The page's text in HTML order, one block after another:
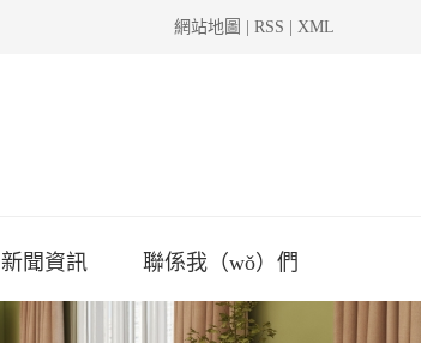
網站地圖 RSS XML
新聞資訊 聯係我（wǒ）們